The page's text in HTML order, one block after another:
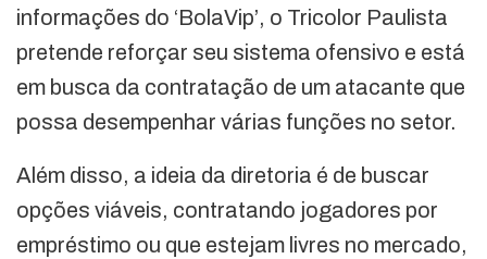
informações do ‘BolaVip’, o Tricolor Paulista
pretende reforçar seu sistema ofensivo e está
em busca da contratação de um atacante que
possa desempenhar várias funções no setor.
Além disso, a ideia da diretoria é de buscar
opções viáveis, contratando jogadores por
empréstimo ou que estejam livres no mercado,